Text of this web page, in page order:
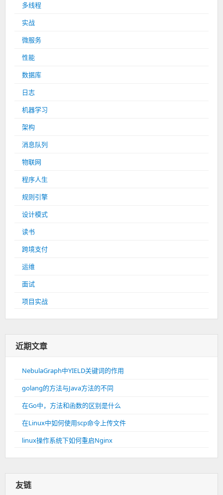
多线程
实战
微服务
性能
数据库
日志
机器学习
架构
消息队列
物联网
程序人生
规则引擎
设计模式
读书
跨境支付
运维
面试
项目实战
近期文章
NebulaGraph中YIELD关键词的作用
golang的方法与Java方法的不同
在Go中，方法和函数的区别是什么
在Linux中如何使用scp命令上传文件
linux操作系统下如何重启Nginx
友链